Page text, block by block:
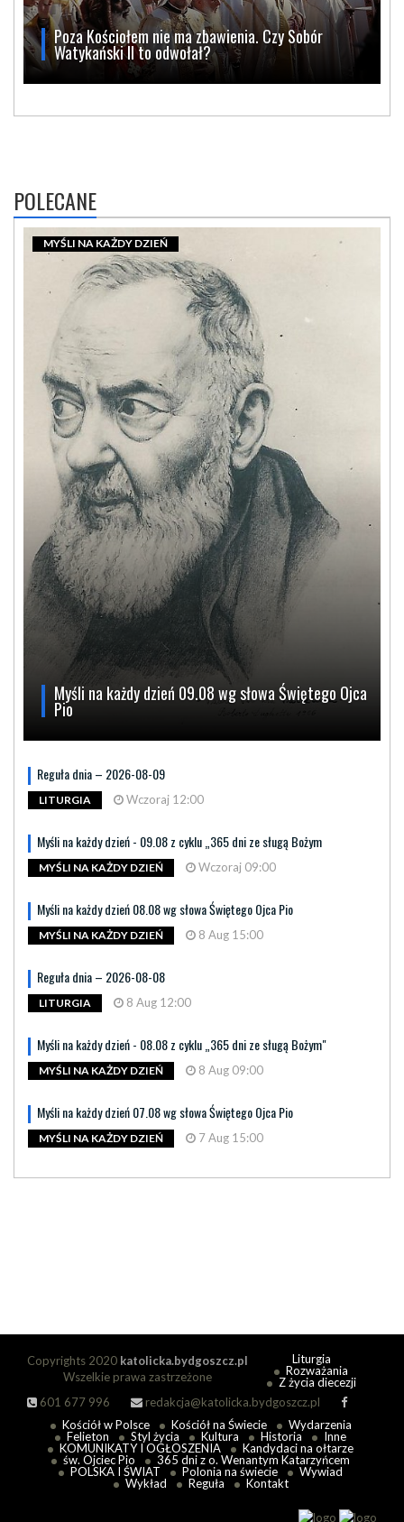
Poza Kościołem nie ma zbawienia. Czy Sobór
Watykański II to odwołał?
POLECANE
Myśli na każdy dzień 09.08 wg słowa Świętego Ojca
Pio
MYŚLI NA KAŻDY DZIEŃ
Reguła dnia – 2026-08-09
LITURGIA Wczoraj 12:00
Myśli na każdy dzień - 09.08 z cyklu „365 dni ze sługą Bożym
MYŚLI NA KAŻDY DZIEŃ Wczoraj 09:00
Myśli na każdy dzień 08.08 wg słowa Świętego Ojca Pio
MYŚLI NA KAŻDY DZIEŃ 8 Aug 15:00
Reguła dnia – 2026-08-08
LITURGIA 8 Aug 12:00
Myśli na każdy dzień - 08.08 z cyklu „365 dni ze sługą Bożym"
MYŚLI NA KAŻDY DZIEŃ 8 Aug 09:00
Myśli na każdy dzień 07.08 wg słowa Świętego Ojca Pio
MYŚLI NA KAŻDY DZIEŃ 7 Aug 15:00
Copyrights 2020 katolicka.bydgoszcz.pl
Wszelkie prawa zastrzeżone
601 677 996
redakcja@katolicka.bydgoszcz.pl
Liturgia
Rozważania
Z życia diecezji
Kościół w Polsce Kościół na Świecie
Wydarzenia
Felieton
Styl życia Kultura Historia
Inne
KOMUNIKATY I OGŁOSZENIA
Kandydaci na ołtarze
św. Ojciec Pio
365 dni z o. Wenantym Katarzyńcem
POLSKA I ŚWIAT
Polonia na świecie
Wywiad
Wykład
Reguła Kontakt